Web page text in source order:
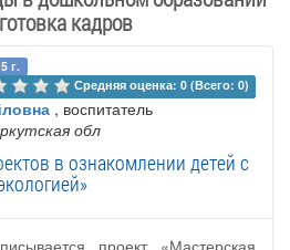
кадров
г.
Средняя оценка: 0 (Всего: 0)
, воспитатель
обл
в ознакомлении детей с
проект «Мастерская